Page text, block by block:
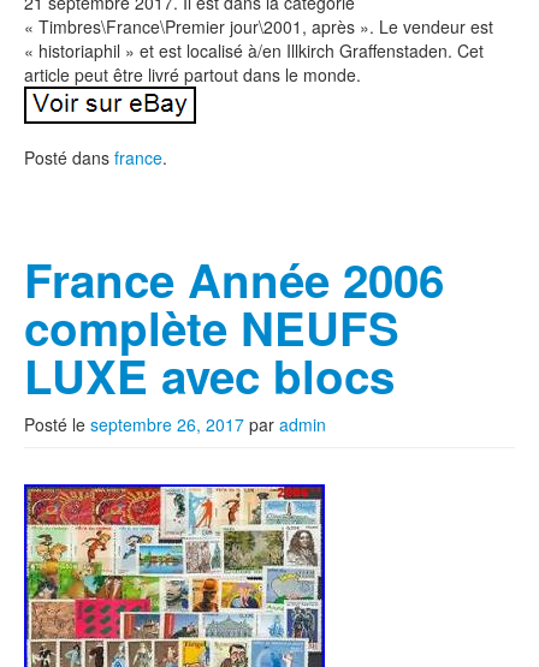
« Timbres\France\Premier jour\2001, après ». Le vendeur est
« historiaphil » et est localisé à/en Illkirch Graffenstaden. Cet
article peut être livré partout dans le monde.
Posté dans france.
France Année 2006
complète NEUFS
LUXE avec blocs
Posté le septembre 26, 2017 par admin